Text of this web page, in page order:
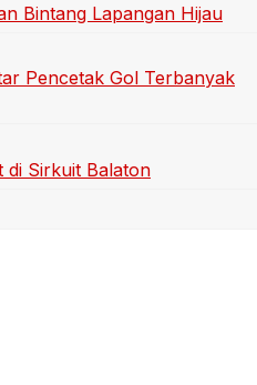
Bintang Lapangan Hijau
Pencetak Gol Terbanyak
di Sirkuit Balaton